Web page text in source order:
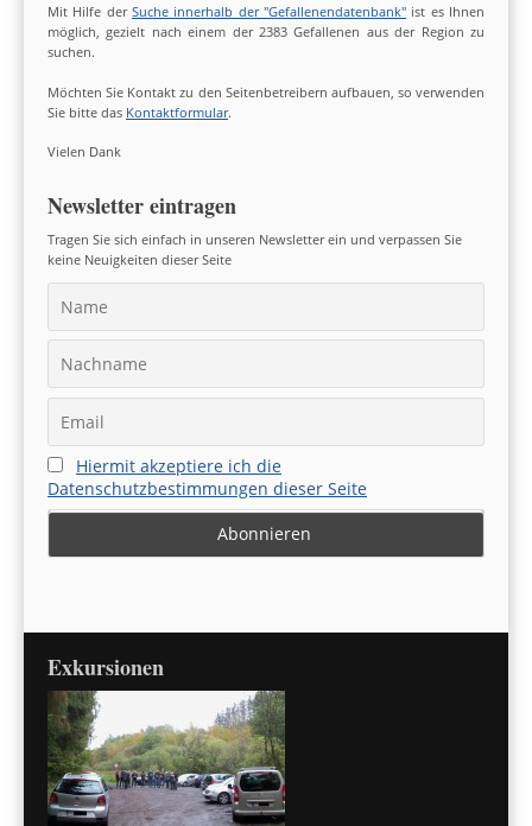
Mit Hilfe der Suche innerhalb der "Gefallenendatenbank" ist es Ihnen
möglich, gezielt nach einem der 2383 Gefallenen aus der Region zu
suchen.
Möchten Sie Kontakt zu den Seitenbetreibern aufbauen, so verwenden
Sie bitte das Kontaktformular.
Vielen Dank
Newsletter eintragen
Tragen Sie sich einfach in unseren Newsletter ein und verpassen Sie
keine Neuigkeiten dieser Seite
Hiermit akzeptiere ich die
Datenschutzbestimmungen dieser Seite
Exkursionen